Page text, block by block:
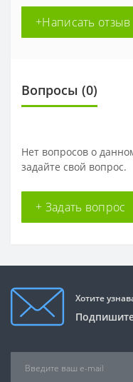
+Написать отзыв
Вопросы (0)
Нет вопросов о
задайте свой вопрос.
+ Задать вопрос
Хотите